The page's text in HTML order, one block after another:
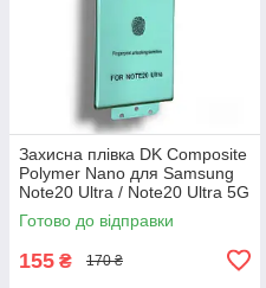
Захисна плівка DK Composite
Polymer Nano для Samsung
Note20 Ultra / Note20 Ultra 5G
(N985 / N986) (black)
Готово до відправки
155 ₴ 170 ₴